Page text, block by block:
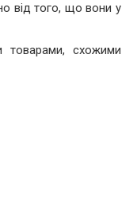
від того, що вони у
товарами, схожими